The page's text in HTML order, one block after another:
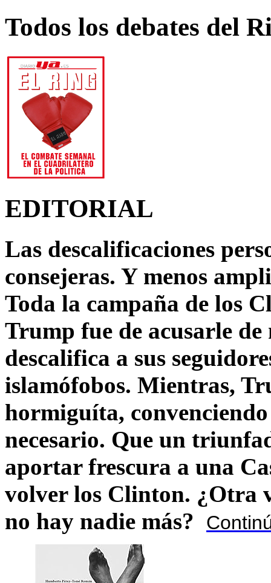
Todos los debates del
EDITORIAL
Las descalificaciones
consejeras. Y menos
Toda la campaña de los
Trump fue de acusarle
descalifica a sus
islamófobos. Mientras,
hormiguíta,
necesario. Que un
aportar frescura a una
volver los Clinton. ¿Otra
no hay nadie más?